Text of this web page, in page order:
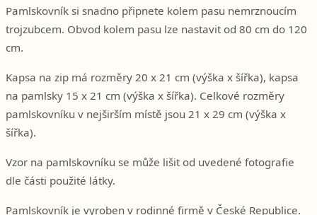
Pamlskovník si snadno připnete kolem pasu nemrznoucím
trojzubcem. Obvod kolem pasu lze nastavit od 80 cm do 120
cm.
Kapsa na zip má rozměry 20 x 21 cm (výška x šířka), kapsa
na pamlsky 15 x 21 cm (výška x šířka). Celkové rozměry
pamlskovníku v nejširším místě jsou 21 x 29 cm (výška x
šířka).
Vzor na pamlskovníku se může lišit od uvedené fotografie
dle části použité látky.
Pamlskovník je vyroben v rodinné firmě v České Republice.